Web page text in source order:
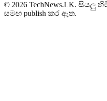
© 2026 TechNews.LK.
සමඟ publish කර ඇත.